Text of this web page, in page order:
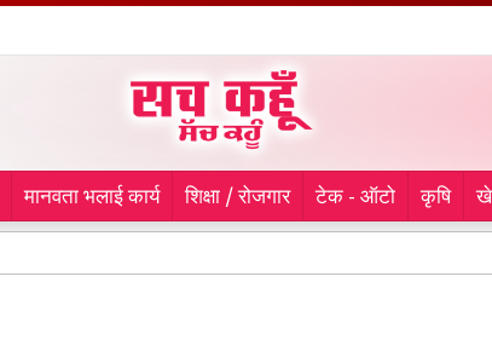
मानवता भलाई कार्य शिक्षा / रोजगार टेक - ऑटो कृषि